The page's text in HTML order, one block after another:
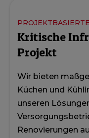
Kritische
Projekt
Wir bieten
Küchen und
unseren
Renovierungen